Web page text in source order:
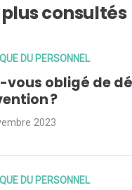
plus consultés
DU PERSONNEL
vous obligé de
?
2023
DU PERSONNEL